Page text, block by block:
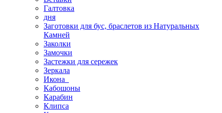
Галтовка
дня
Заготовки для бус, браслетов из Натуральных
Камней
Заколки
Замочки
Застежки для сережек
Зеркала
Икона
Кабошоны
Карабин
Клипса